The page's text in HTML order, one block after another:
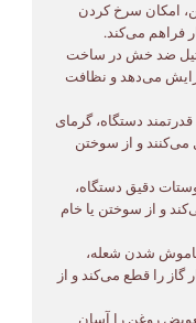
امکان سرخ کردن
فراهم می‌کند.
ضد خش در ساخت
می‌دهد و نظافت
قدرتمند دستگاه، گرمای
می‌کنند و از سوختن
دقیق دستگاه،
و از سوختن یا خام
شدن شعله،
را قطع می‌کند و از
روغن را آسان